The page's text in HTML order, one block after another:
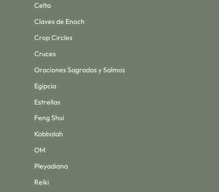
Celta
Claves de Enoch
Crop Circles
Cruces
Oraciones Sagradas y Salmos
Egipcia
Estrellas
Feng Shui
Kabbalah
OM
Pleyadiana
Reiki